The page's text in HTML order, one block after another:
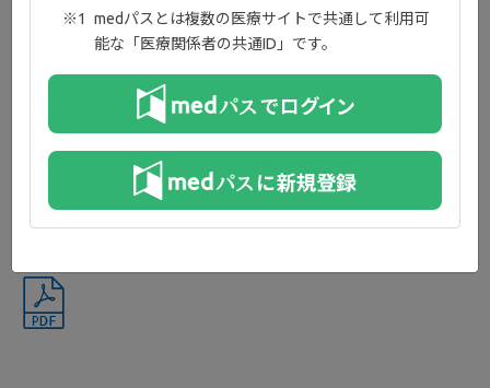
ジセレカ ®錠携帯カード
錠を服用するにあたって、ご注意いただきたいこと、お
medパスとは複数の医療サイトで共通して利用可
能な「医療関係者の共通ID」です。